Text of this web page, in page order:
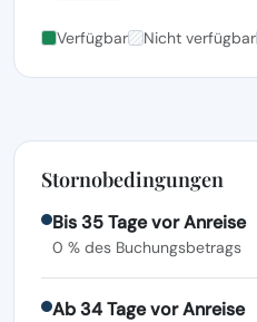
Verfügbar Nicht verfügbar
Stornobedingungen
Bis 35 Tage vor Anreise
0 % des Buchungsbetrags
Ab 34 Tage vor Anreise